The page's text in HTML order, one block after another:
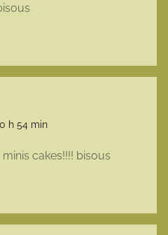
h 54 min
cakes!!!! bisous